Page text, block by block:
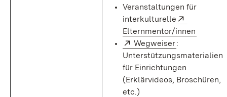
Veranstaltungen für
interkulturelle
Elternmentor/innen
Extern:
Wegweiser(Öffnet in
:
Unterstützungsmaterialien
für Einrichtungen
(Erklärvideos, Broschüren,
etc.)